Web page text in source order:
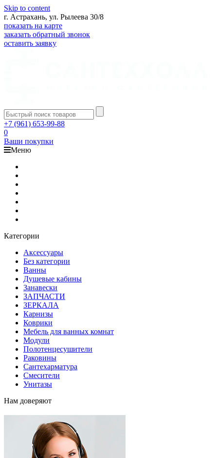
Skip to content
г. Астрахань, ул. Рылеева 30/8
показать на карте
заказать обратный звонок
оставить заявку
+7 (961) 653-99-88
0
Ваши покупки
Меню
Категории
Аксессуары
Без категории
Ванны
Душевые кабины
Занавески
ЗАПЧАСТИ
ЗЕРКАЛА
Карнизы
Коврики
Мебель для ванных комнат
Модули
Полотенцесушители
Раковины
Сантехарматура
Смесители
Унитазы
Нам доверяют